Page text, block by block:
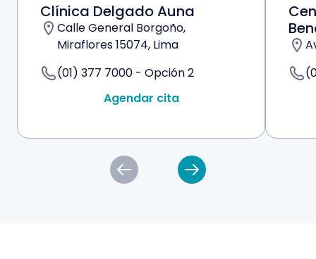
Clínica Delgado Auna
Calle General Borgoño,
Miraflores 15074, Lima
(01) 377 7000 - Opción 2
Agendar cita